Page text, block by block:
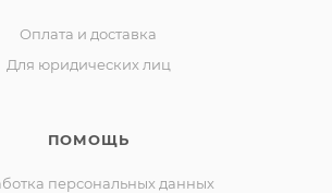
Оплата и доставка
Для юридических лиц
ПОМОЩЬ
персональных данных